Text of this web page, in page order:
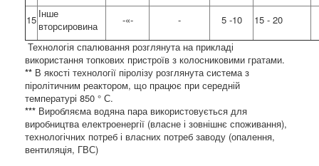
15 Інше
вторсировина
-«- - 5 -10
15 - 20
Технологія спалювання розглянута на прикладі
використання топкових пристроїв з колосниковими гратами.
** В якості технології піролізу розглянута система з
піролітичним реактором, що працює при середній
температурі 850 ° С.
*** Виробляєма водяна пара використовується для
виробництва електроенергії (власне і зовнішнє споживання),
технологічних потреб і власних потреб заводу (опалення,
вентиляція, ГВС)